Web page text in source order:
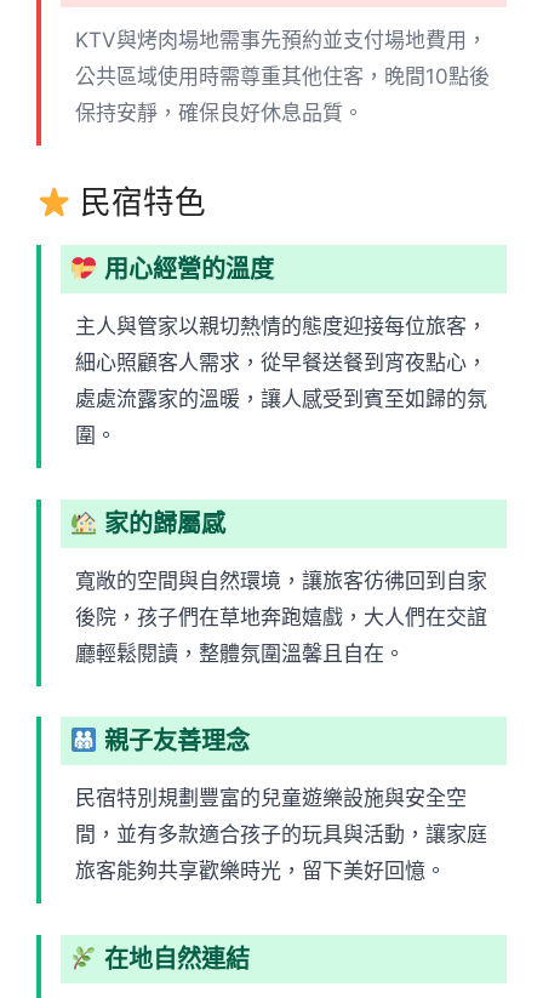
KTV與烤肉場地需事先預約並支付場地費用，
公共區域使用時需尊重其他住客，晚間10點後
保持安靜，確保良好休息品質。
民宿特色
用心經營的溫度
主人與管家以親切熱情的態度迎接每位旅客，
細心照顧客人需求，從早餐送餐到宵夜點心，
處處流露家的溫暖，讓人感受到賓至如歸的氛
圍。
家的歸屬感
寬敞的空間與自然環境，讓旅客彷彿回到自家
後院，孩子們在草地奔跑嬉戲，大人們在交誼
廳輕鬆閱讀，整體氛圍溫馨且自在。
親子友善理念
民宿特別規劃豐富的兒童遊樂設施與安全空
間，並有多款適合孩子的玩具與活動，讓家庭
旅客能夠共享歡樂時光，留下美好回憶。
在地自然連結